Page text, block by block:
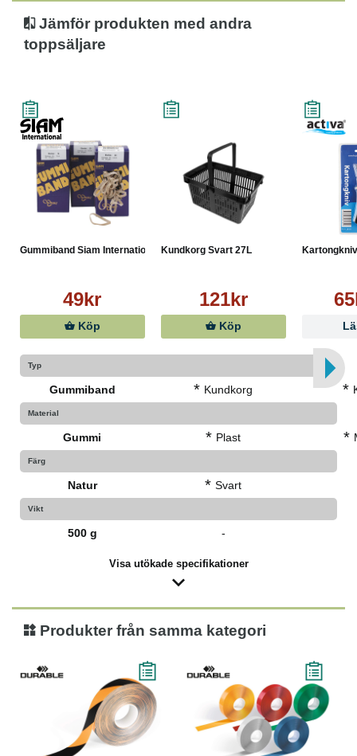
Jämför produkten med andra
toppsäljare
Gummiband Siam Internationa...
49kr
Köp
Kundkorg Svart 27L
121kr
Köp
Typ
Gummiband * Kundkorg *
Material
Gummi * Plast *
Färg
Natur * Svart
Vikt
500 g -
Visa utökade specifikationer
Produkter från samma kategori